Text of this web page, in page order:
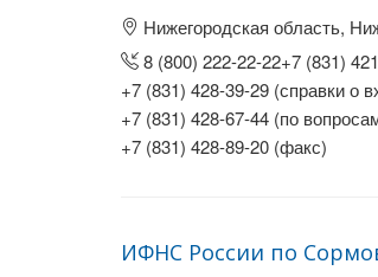
Нижегородская область,
8 (800) 222-22-22+7 (831)
+7 (831) 428-39-29 (справки о
+7 (831) 428-67-44 (по
+7 (831) 428-89-20 (факс)
ИФНС России по